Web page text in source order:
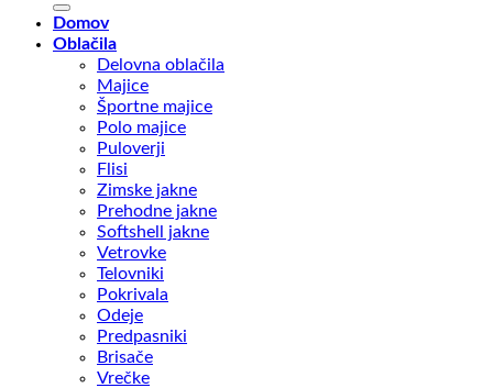
Domov
Oblačila
Delovna oblačila
Majice
Športne majice
Polo majice
Puloverji
Flisi
Zimske jakne
Prehodne jakne
Softshell jakne
Vetrovke
Telovniki
Pokrivala
Odeje
Predpasniki
Brisače
Vrečke